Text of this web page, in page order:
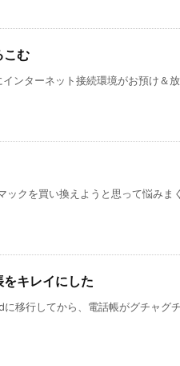
こむ
インターネット接続環境がお預け＆
ックを買い換えようと思って悩み
をキレイにした
に移行してから、電話帳がグチャグ